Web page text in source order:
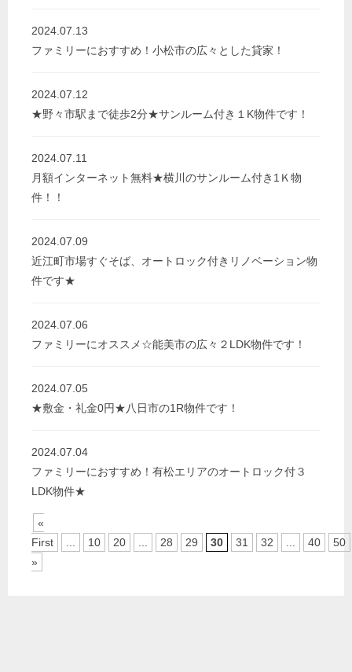
2024.07.13
ファミリーにおすすめ！小松市の広々とした貸家！
2024.07.12
★野々市駅まで徒歩2分★サンルーム付き１K物件です！
2024.07.11
月額インターネット無料★横川のサンルーム付き1Ｋ物
件！！
2024.07.09
近江町市場すぐそば、オートロック付きリノベーション物
件です★
2024.07.06
ファミリーにオススメ☆能美市の広々２LDK物件です！
2024.07.05
★敷金・礼金0円★八日市の1R物件です！
2024.07.04
ファミリーにおすすめ！有松エリアのオートロック付３
LDK物件★
«
First
10 20 28 29 30 31 32 40
50
»